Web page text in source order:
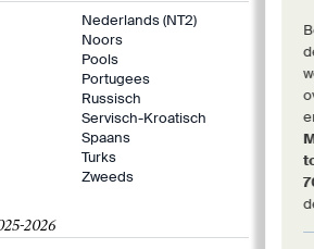
Nederlands (NT2)
Noors
Pools
Portugees
Russisch
Servisch-Kroatisch
Spaans
Turks
Zweeds
2026